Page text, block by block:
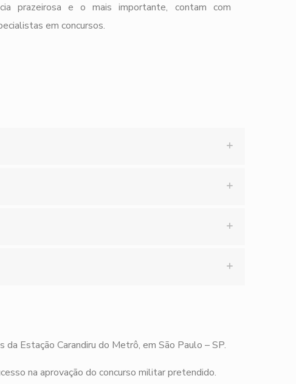
prazeirosa e o mais importante, contam com
em concursos.
Estação Carandiru do Metrô, em São Paulo – SP.
na aprovação do concurso militar pretendido.